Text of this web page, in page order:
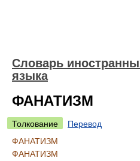
Словарь
языка
ФАНАТИЗМ
Толкование
Перевод
ФАНАТИЗМ
ФАНАТИЗМ